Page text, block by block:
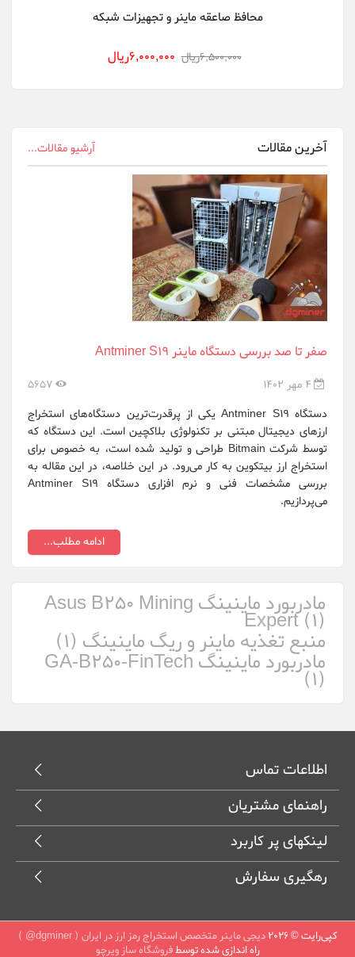
Ningbo Sheng...
Nvidia
Obelisk
Onda OEM
Raspberrypi.org
XFX
ایرانسل ZTE
هایو سیستم ع...
محافظ صاعقه ماینر و تجهیزات شبکه
6,500,000ريال 6,000,000ريال
آخرین مقالات آرشیو مقالات...
صفر تا صد بررسی دستگاه ماینر Antminer S19
4 مهر 1402
5657
دستگاه Antminer S19 یکی از پرقدرت‌ترین دستگاه‌های استخراج
ارزهای دیجیتال مبتنی بر تکنولوژی بلاکچین است. این دستگاه که
توسط شرکت Bitmain طراحی و تولید شده است، به خصوص برای
استخراج ارز بیتکوین به کار می‌رود. در این خلاصه، در این مقاله به
بررسی مشخصات فنی و نرم افزاری دستگاه Antminer S19
می‌پردازیم.
ادامه مطلب...
مادربورد ماینینگ Asus B250 Mining
Expert (1)
منبع تغذیه ماینر و ریگ ماینینگ (1)
مادربورد ماینینگ GA-B250-FinTech
(1)
اطلاعات تماس
راهنمای مشتریان
لینکهای پر کاربرد
رهگیری سفارش
کپی‌رایت © 2026
دیجی ماینر متخصص استخراج رمز ارز در ایران ( dgminer@ )
راه اندازی شده توسطفروشگاه ساز ویرچو